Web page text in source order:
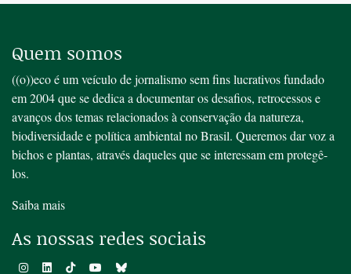
Quem somos
((o))eco é um veículo de jornalismo sem fins lucrativos fundado
em 2004 que se dedica a documentar os desafios, retrocessos e
avanços dos temas relacionados à conservação da natureza,
biodiversidade e política ambiental no Brasil. Queremos dar voz a
bichos e plantas, através daqueles que se interessam em protegê-
los.
Saiba mais
As nossas redes sociais